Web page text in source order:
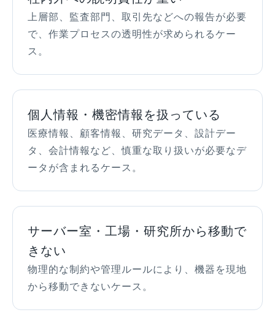
上層部、監査部門、取引先などへの報告が必要
で、作業プロセスの透明性が求められるケー
ス。
個人情報・機密情報を扱っている
医療情報、顧客情報、研究データ、設計デー
タ、会計情報など、慎重な取り扱いが必要なデ
ータが含まれるケース。
サーバー室・工場・研究所から移動で
きない
物理的な制約や管理ルールにより、機器を現地
から移動できないケース。